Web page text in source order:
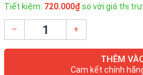
Tiết kiệm: 720.000₫so với giá thị
– +
THÊM
Cam kết chính